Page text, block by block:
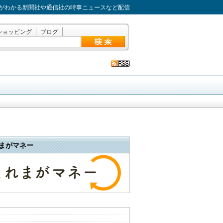
わかる新聞社や通信社の時事ニュースなど配信
ョッピング ブログ
がマネー